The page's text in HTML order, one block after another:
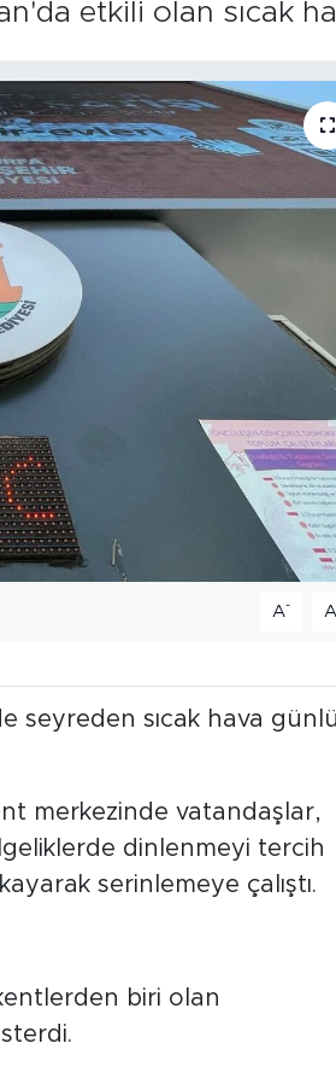
etkili olan sıcak
A- A
seyreden sıcak hava
merkezinde vatandaşlar,
dinlenmeyi tercih
serinlemeye çalıştı.
biri olan